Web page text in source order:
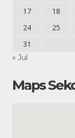
17
18
24
25
31
« Jul
Maps